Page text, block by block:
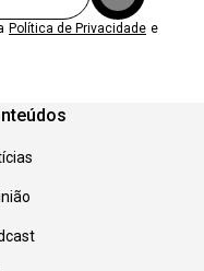
Política de Privacidade e